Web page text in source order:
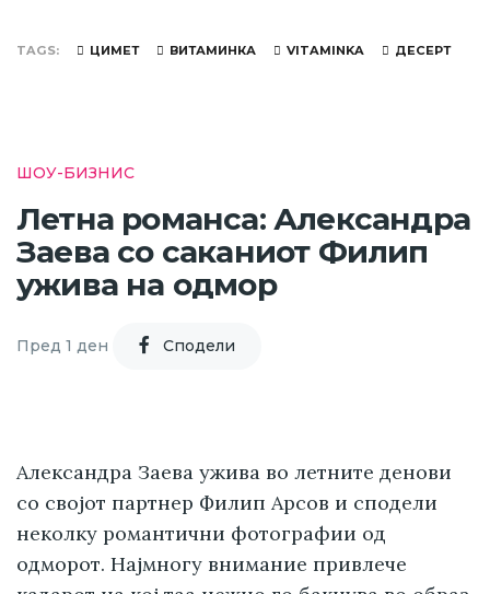
TAGS ЦИМЕТ ВИТАМИНКА VITAMINKA ДЕСЕРТ
ШОУ-БИЗНИС
Летна романса: Александра
Заева со саканиот Филип
ужива на одмор
Пред 1 ден Cподели
Александра Заева ужива во летните денови
со својот партнер Филип Арсов и сподели
неколку романтични фотографии од
одморот. Најмногу внимание привлече